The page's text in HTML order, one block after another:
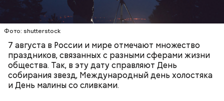
Фото: shutterstock
7 августа в России и мире отмечают множество
праздников, связанных с разными сферами жизни
общества. Так, в эту дату справляют День
собирания звезд, Международный день холостяка
и День малины со сливками.
лишним весом.